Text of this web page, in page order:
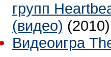
групп
(видео) (2010)
Видеоигра